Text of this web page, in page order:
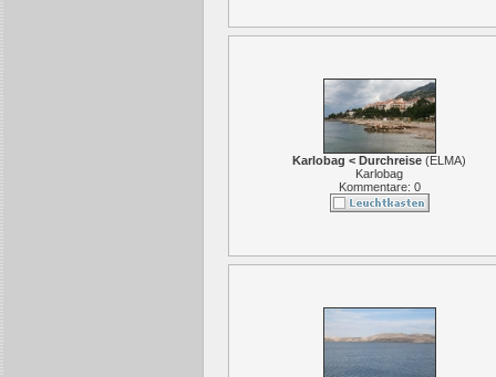
Karlobag < Durchreise (ELMA)
Karlobag
Kommentare: 0